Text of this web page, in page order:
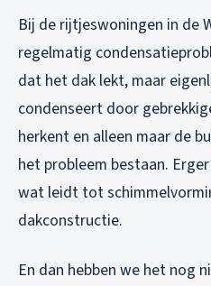
Bij de rijtjeswoningen in de
regelmatig
dat het dak lekt, maar
condenseert door
herkent en alleen maar de
het probleem bestaan.
wat leidt tot
dakconstructie.
En dan hebben we het nog